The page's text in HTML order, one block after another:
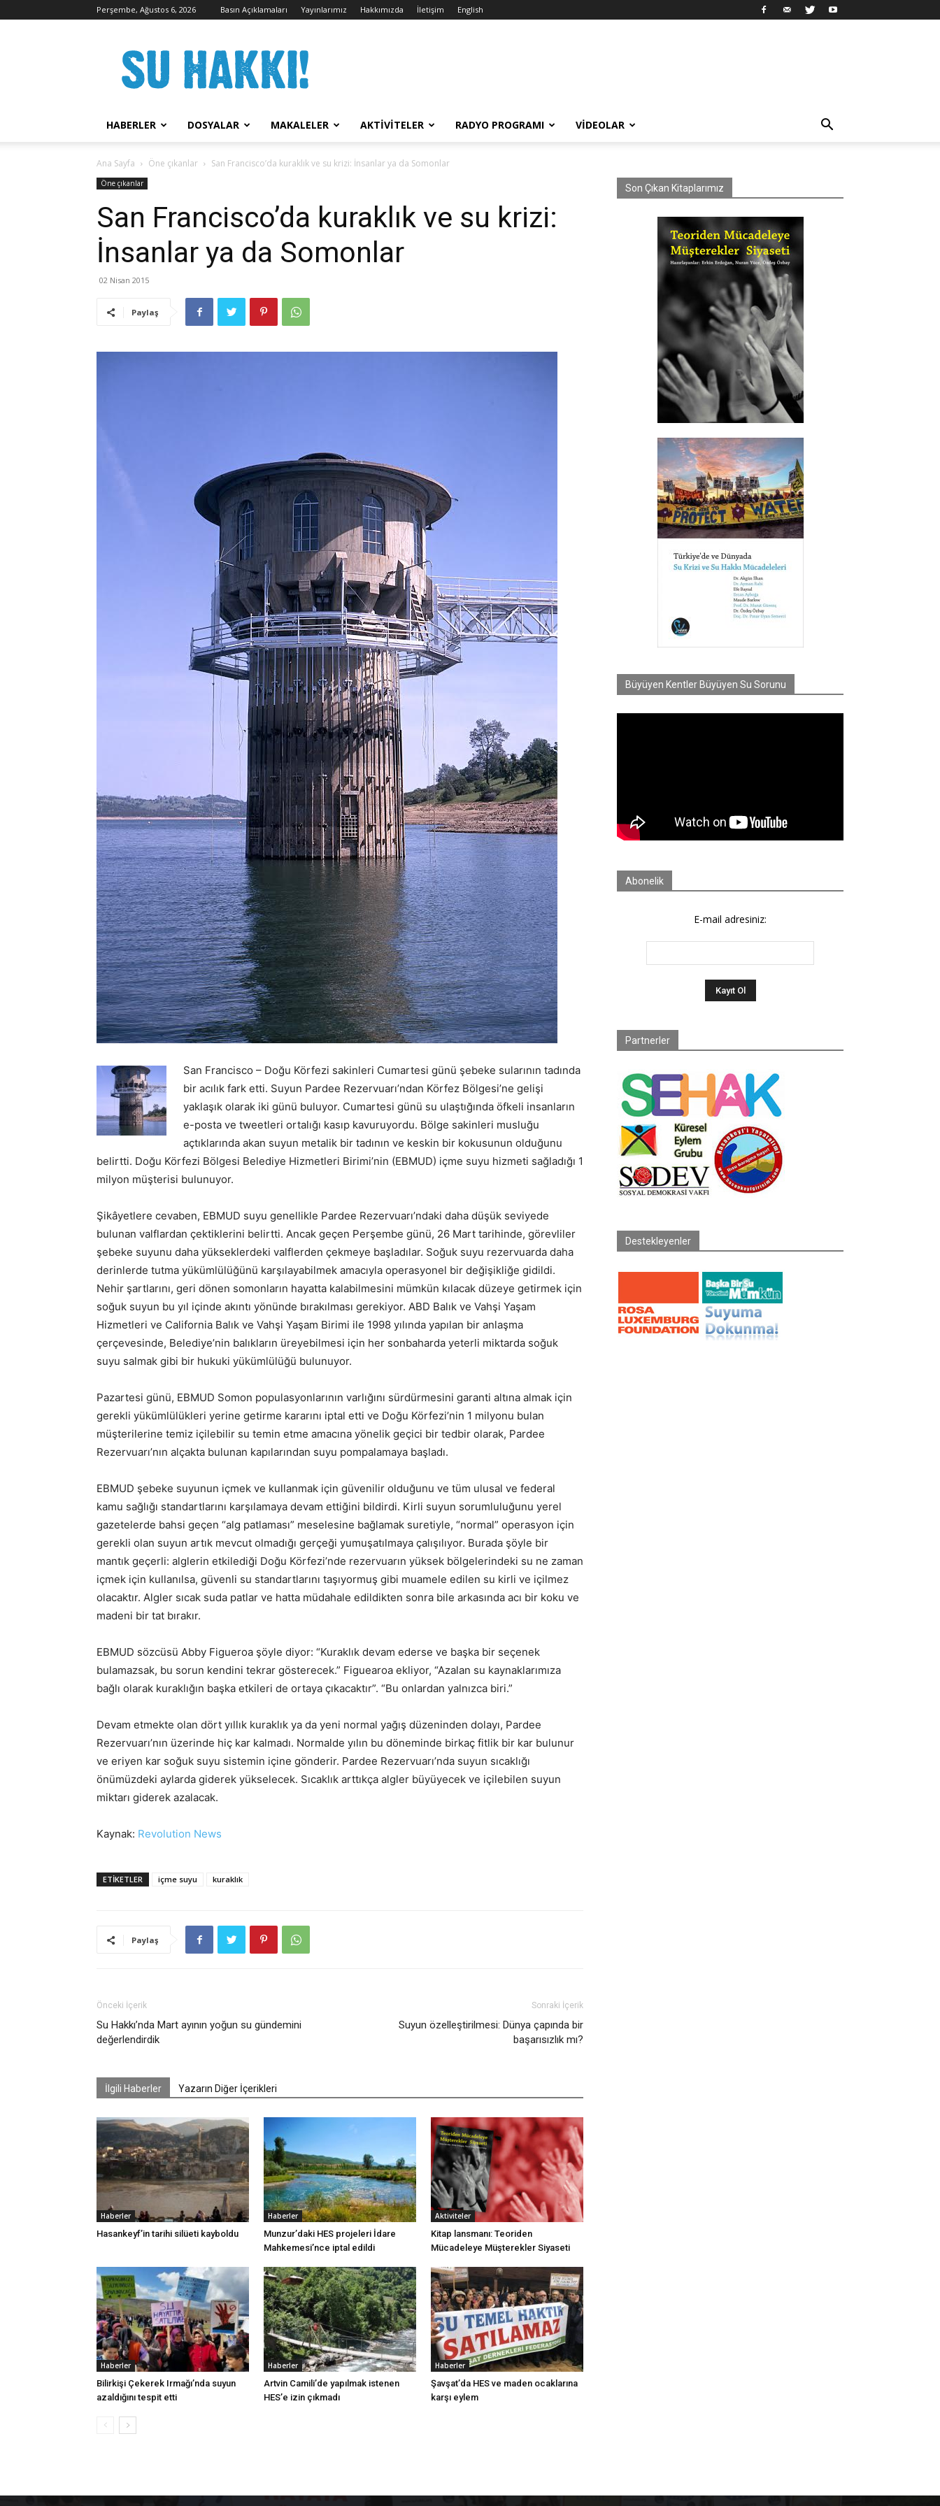
Perşembe, Ağustos 6, 2026 Basın Açıklamaları Yayınlarımız Hakkımızda İletişim English
Hakkı
Kampanyası
HABERLER DOSYALAR MAKALELER AKTIVITELER RADYO PROGRAMI VIDEOLAR
Ana Sayfa Öne çıkanlar San Francisco’da kuraklık ve su krizi: İnsanlar ya da Somonlar
Öne çıkanlar
San Francisco’da kuraklık ve su krizi:
İnsanlar ya da Somonlar
02 Nisan 2015
Paylaş
San Francisco – Doğu Körfezi sakinleri Cumartesi günü şebeke sularının tadında
bir acılık fark etti. Suyun Pardee Rezervuarı’ndan Körfez Bölgesi’ne gelişi
yaklaşık olarak iki günü buluyor. Cumartesi günü su ulaştığında öfkeli insanların
e-posta ve tweetleri ortalığı kasıp kavuruyordu. Bölge sakinleri musluğu
açtıklarında akan suyun metalik bir tadının ve keskin bir kokusunun olduğunu
belirtti. Doğu Körfezi Bölgesi Belediye Hizmetleri Birimi’nin (EBMUD) içme suyu hizmeti sağladığı 1
milyon müşterisi bulunuyor.
Şikâyetlere cevaben, EBMUD suyu genellikle Pardee Rezervuarı’ndaki daha düşük seviyede
bulunan valflardan çektiklerini belirtti. Ancak geçen Perşembe günü, 26 Mart tarihinde, görevliler
şebeke suyunu daha yükseklerdeki valflerden çekmeye başladılar. Soğuk suyu rezervuarda daha
derinlerde tutma yükümlülüğünü karşılayabilmek amacıyla operasyonel bir değişikliğe gidildi.
Nehir şartlarını, geri dönen somonların hayatta kalabilmesini mümkün kılacak düzeye getirmek için
soğuk suyun bu yıl içinde akıntı yönünde bırakılması gerekiyor. ABD Balık ve Vahşi Yaşam
Hizmetleri ve California Balık ve Vahşi Yaşam Birimi ile 1998 yılında yapılan bir anlaşma
çerçevesinde, Belediye’nin balıkların üreyebilmesi için her sonbaharda yeterli miktarda soğuk
suyu salmak gibi bir hukuki yükümlülüğü bulunuyor.
Pazartesi günü, EBMUD Somon populasyonlarının varlığını sürdürmesini garanti altına almak için
gerekli yükümlülükleri yerine getirme kararını iptal etti ve Doğu Körfezi’nin 1 milyonu bulan
müşterilerine temiz içilebilir su temin etme amacına yönelik geçici bir tedbir olarak, Pardee
Rezervuarı’nın alçakta bulunan kapılarından suyu pompalamaya başladı.
EBMUD şebeke suyunun içmek ve kullanmak için güvenilir olduğunu ve tüm ulusal ve federal
kamu sağlığı standartlarını karşılamaya devam ettiğini bildirdi. Kirli suyun sorumluluğunu yerel
gazetelerde bahsi geçen “alg patlaması” meselesine bağlamak suretiyle, “normal” operasyon için
gerekli olan suyun artık mevcut olmadığı gerçeği yumuşatılmaya çalışılıyor. Burada şöyle bir
mantık geçerli: alglerin etkilediği Doğu Körfezi’nde rezervuarın yüksek bölgelerindeki su ne zaman
içmek için kullanılsa, güvenli su standartlarını taşıyormuş gibi muamele edilen su kirli ve içilmez
olacaktır. Algler sıcak suda patlar ve hatta müdahale edildikten sonra bile arkasında acı bir koku ve
madeni bir tat bırakır.
EBMUD sözcüsü Abby Figueroa şöyle diyor: “Kuraklık devam ederse ve başka bir seçenek
bulamazsak, bu sorun kendini tekrar gösterecek.” Figuearoa ekliyor, “Azalan su kaynaklarımıza
bağlı olarak kuraklığın başka etkileri de ortaya çıkacaktır”. “Bu onlardan yalnızca biri.”
Devam etmekte olan dört yıllık kuraklık ya da yeni normal yağış düzeninden dolayı, Pardee
Rezervuarı’nın üzerinde hiç kar kalmadı. Normalde yılın bu döneminde birkaç fitlik bir kar bulunur
ve eriyen kar soğuk suyu sistemin içine gönderir. Pardee Rezervuarı’nda suyun sıcaklığı
önümüzdeki aylarda giderek yükselecek. Sıcaklık arttıkça algler büyüyecek ve içilebilen suyun
miktarı giderek azalacak.
Kaynak: Revolution News
ETIKETLER içme suyu kuraklık
Paylaş
Önceki İçerik
Su Hakkı’nda Mart ayının yoğun su gündemini
değerlendirdik
Sonraki İçerik
Suyun özelleştirilmesi: Dünya çapında bir
başarısızlık mı?
İlgili Haberler Yazarın Diğer İçerikleri
Haberler
Hasankeyf’in tarihi silüeti kayboldu
Haberler
Munzur’daki HES projeleri İdare
Mahkemesi’nce iptal edildi
Aktiviteler
Kitap lansmanı: Teoriden
Mücadeleye Müşterekler Siyaseti
Haberler
Bilirkişi Çekerek Irmağı’nda suyun
azaldığını tespit etti
Haberler
Artvin Camili’de yapılmak istenen
HES’e izin çıkmadı
Haberler
Şavşat’da HES ve maden ocaklarına
karşı eylem
Son Çıkan Kitaplarımız
Büyüyen Kentler Büyüyen Su Sorunu
Abonelik
E-mail adresiniz:
Partnerler
Destekleyenler